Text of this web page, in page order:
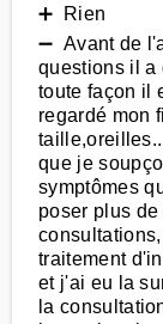
➕ Rien
➖ Avant de
questions il a
toute façon il
regardé mon
que je
symptômes
poser plus
traitement
et j'ai eu la
la